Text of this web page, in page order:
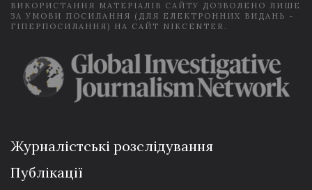
ВИКОРИСТАННЯ МАТЕРІАЛІВ САЙТУ ДОЗВОЛЕНО ЛИШЕ
ЗА УМОВИ ПОСИЛАННЯ (ДЛЯ ЕЛЕКТРОННИХ ВИДАНЬ -
ГІПЕРПОСИЛАННЯ) НА САЙТ NIKCENTER.
Журналістські розслідування
Публікації